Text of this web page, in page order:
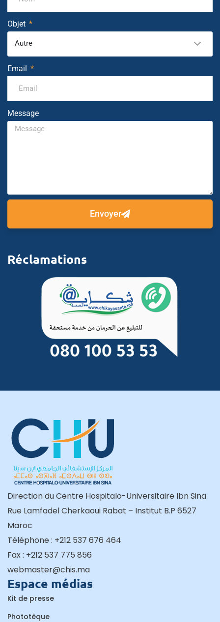
Objet
Autre
Email
Message
Envoyer
Réclamations
Direction du Centre Hospitalo-Universitaire Ibn Sina
Rue Lamfadel Cherkaoui Rabat – Institut B.P 6527
Maroc
Téléphone : +212 537 676 464
Fax : +212 537 775 856
webmaster@chis.ma
Espace médias
Kit de presse
Phototèque